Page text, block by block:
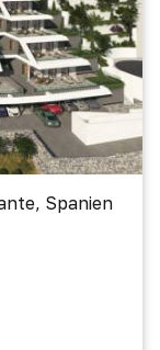
Spanien